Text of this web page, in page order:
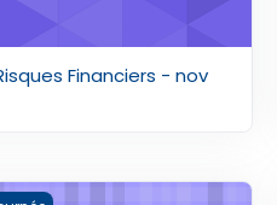
Financiers - nov